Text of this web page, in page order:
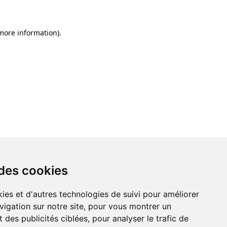
cookies
et d'autres technologies de suivi pour améliorer
sur notre site, pour vous montrer un
des publicités ciblées, pour analyser le trafic de
information).